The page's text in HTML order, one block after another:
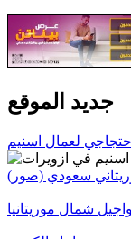
جديد الموقع
لعمال اسنيم
سعودي (صور)
شمال موريتانيا